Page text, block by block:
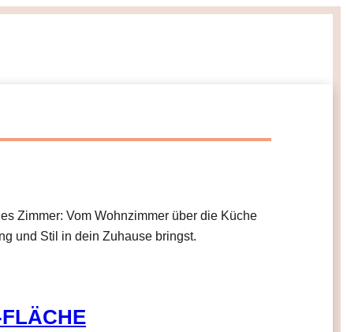
Zimmer: Vom Wohnzimmer über die Küche
und Stil in dein Zuhause bringst.